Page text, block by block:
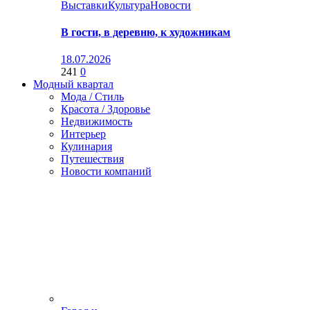
ВыставкиКультураНовости
В гости, в деревню, к художникам
18.07.2026
241 0
Модный квартал
Мода / Стиль
Красота / Здоровье
Недвижимость
Интерьер
Кулинария
Путешествия
Новости компаний